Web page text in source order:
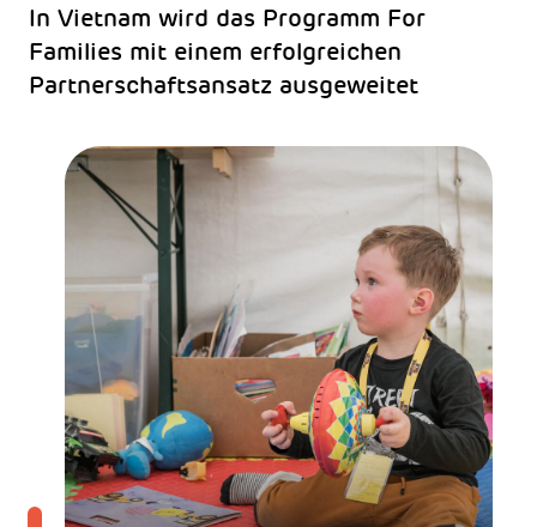
In Vietnam wird das Programm For
Families mit einem erfolgreichen
Partnerschaftsansatz ausgeweitet